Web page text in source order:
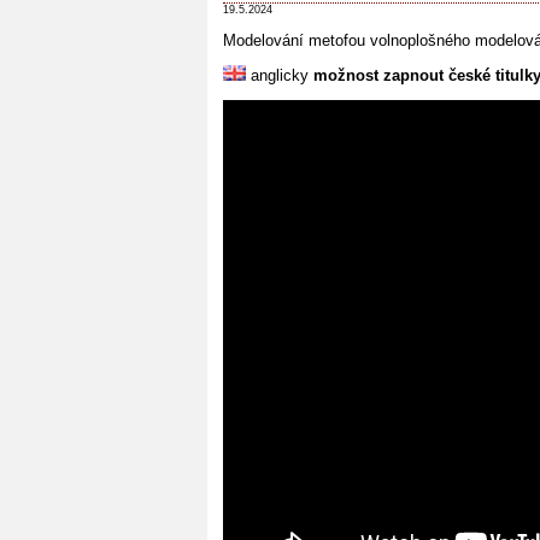
19.5.2024
Modelování metofou volnoplošného
anglicky možnost zapnout české titulky